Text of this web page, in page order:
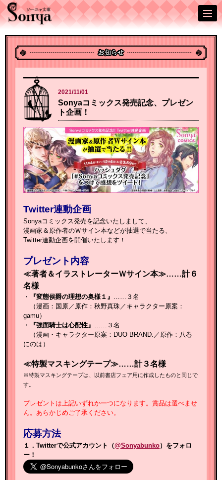
2021/11/01
Sonyaコミックス発売記念、プレゼン
ト企画！
Twitter連動企画
Sonyaコミックス発売を記念いたしまして、
漫画家＆原作者のＷサイン本などが抽選で当たる、
Twitter連動企画を開催いたします！
プレゼント内容
≪著者＆イラストレーターＷサイン本≫……計６
名様
・ 『変態侯爵の理想の奥様１』
……３名
（漫画：国原／原作：秋野真珠／キャラクター原案：
gamu）
・
『強面騎士は心配性』
……３名
（漫画・キャラクター原案：DUO BRAND.／原作：八巻
にのは ）
≪特製マスキングテープ≫……計３名様
※特製マスキングテープは、以前書店フェア用に作成したものと同じで
す。
プレゼントは上記いずれか一つになります。賞品は選べませ
ん。あらかじめご了承ください。
応募方法
１．Twitterで公式アカウント（@Sonyabunko）をフォロ
ー！